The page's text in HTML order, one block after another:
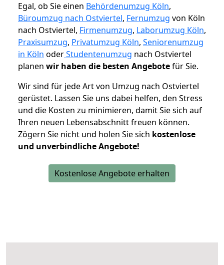
Egal, ob Sie einen Behördenumzug Köln,
Büroumzug nach Ostviertel, Fernumzug von Köln
nach Ostviertel, Firmenumzug, Laborumzug Köln,
Praxisumzug, Privatumzug Köln, Seniorenumzug
in Köln oderStudentenumzug nach Ostviertel
planen wir haben die besten Angebotefür Sie.
Wir sind für jede Art von Umzug nach Ostviertel
gerüstet. Lassen Sie uns dabei helfen, den Stress
und die Kosten zu minimieren, damit Sie sich auf
Ihren neuen Lebensabschnitt freuen können.
Zögern Sie nicht und holen Sie sich kostenlose
und unverbindliche Angebote!
Kostenlose Angebote erhalten